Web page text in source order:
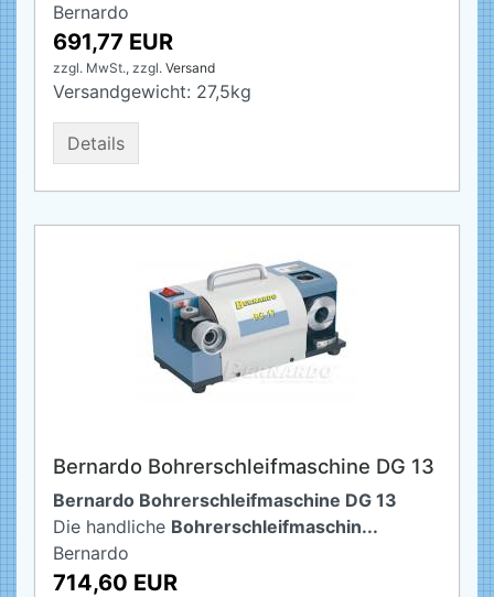
Bernardo
691,77 EUR
zzgl. MwSt., zzgl. Versand
Versandgewicht: 27,5kg
Details
Bernardo Bohrerschleifmaschine DG 13
Bernardo Bohrerschleifmaschine DG 13
Die handliche Bohrerschleifmaschin...
Bernardo
714,60 EUR